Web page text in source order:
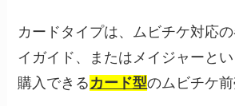
カードタイプは、ムビチケ対応
イガイド、またはメイジャーと
購入できる カード型のムビチケ前